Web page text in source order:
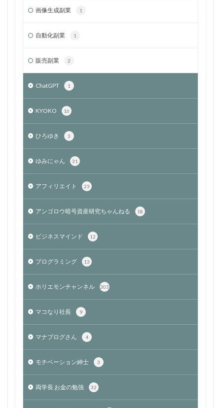
画像生成副業 1
自動化副業 1
販売副業 2
ChatGPT 1
KYOKO 16
ひろゆき 3
ゆみにゃん 31
アフィリエイト 23
アンゴロウ暗号資産研究ちゃんねる 18
ビジネスマインド 12
プログラミング 13
ホリエモンチャンネル 303
マコなり社長 9
マナブログさん 4
モチベーション紳士 3
両学長 お金の勉強 32